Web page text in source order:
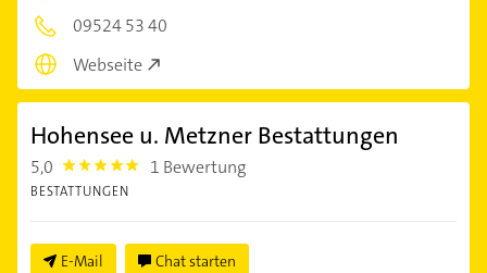
09524 53 40
Webseite
Hohensee u. Metzner Bestattungen
5,0 5.0 1 Bewertung
BESTATTUNGEN
E-Mail Chat starten